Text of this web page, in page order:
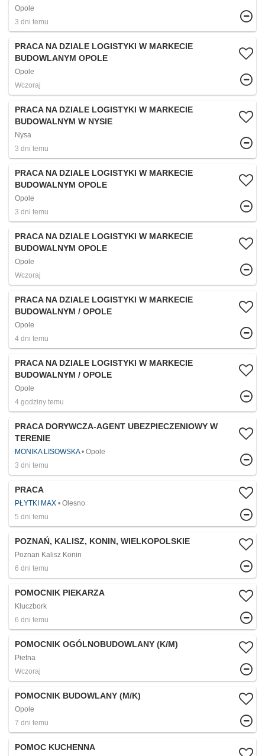
Opole
3 dni temu
PRACA NA DZIALE LOGISTYKI W MARKECIE
BUDOWLANYM OPOLE
Opole
Wczoraj
PRACA NA DZIALE LOGISTYKI W MARKECIE
BUDOWALNYM W NYSIE
Nysa
3 dni temu
PRACA NA DZIALE LOGISTYKI W MARKECIE
BUDOWALNYM OPOLE
Opole
3 dni temu
PRACA NA DZIALE LOGISTYKI W MARKECIE
BUDOWALNYM OPOLE
Opole
Wczoraj
PRACA NA DZIALE LOGISTYKI W MARKECIE
BUDOWALNYM / OPOLE
Opole
4 dni temu
PRACA NA DZIALE LOGISTYKI W MARKECIE
BUDOWALNYM / OPOLE
Opole
4 godziny temu
PRACA DORYWCZA-AGENT UBEZPIECZENIOWY W
TERENIE
MONIKA LISOWSKA
Opole
3 dni temu
PRACA
PŁYTKI MAX
Olesno
5 dni temu
POZNAŃ, KALISZ, KONIN, WIELKOPOLSKIE
Poznan Kalisz Konin
6 dni temu
POMOCNIK PIEKARZA
Kluczbork
6 dni temu
POMOCNIK OGÓLNOBUDOWLANY (K/M)
Pietna
Wczoraj
POMOCNIK BUDOWLANY (M/K)
Opole
7 dni temu
POMOC KUCHENNA